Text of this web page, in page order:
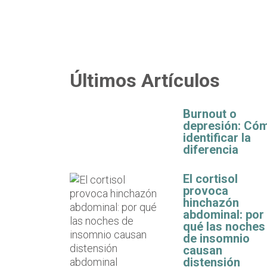
Últimos Artículos
Burnout o
depresión:
identificar la
diferencia
El cortisol
provoca
hinchazón
abdominal: por
qué las noches
de insomnio
causan
distensión